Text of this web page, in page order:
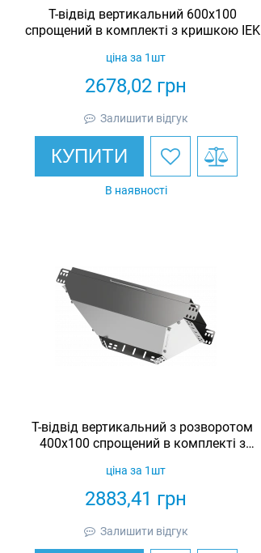
Т-відвід вертикальний 600х100
спрощений в комплекті з кришкою IEK
2678,02 грн
ціна за 1шт
Залишити відгук
КУПИТИ
В наявності
Т-відвід вертикальний з розворотом
400х100 спрощений в комплекті з
2883,41 грн
ціна за 1шт
Залишити відгук